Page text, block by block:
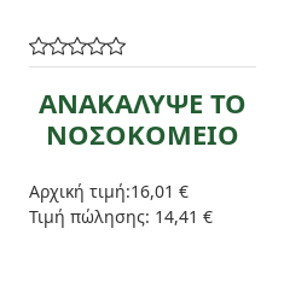
ΑΝΑΚΑΛΥΨΕ ΤΟ
ΝΟΣΟΚΟΜΕΙΟ
Αρχική τιμή:16,01 €
Τιμή πώλησης: 14,41 €